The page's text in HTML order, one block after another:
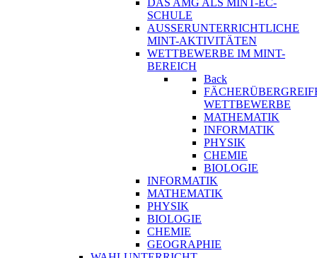
DAS AMG ALS MINT-EC-
SCHULE
AUSSERUNTERRICHTLICHE
MINT-AKTIVITÄTEN
WETTBEWERBE IM MINT-
BEREICH
Back
WETTBEWERBE
MATHEMATIK
INFORMATIK
PHYSIK
CHEMIE
BIOLOGIE
INFORMATIK
MATHEMATIK
PHYSIK
BIOLOGIE
CHEMIE
GEOGRAPHIE